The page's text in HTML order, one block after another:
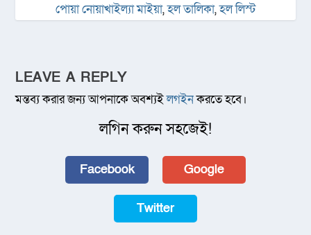
পোয়া নোয়াখাইল্যা মাইয়া,হল তালিকা,হল লিস্ট
LEAVE A REPLY
মন্তব্য করার জন্য আপনাকে অবশ্যইলগইনকরতে হবে।
লগিন করুন সহজেই!
Facebook Google
Twitter